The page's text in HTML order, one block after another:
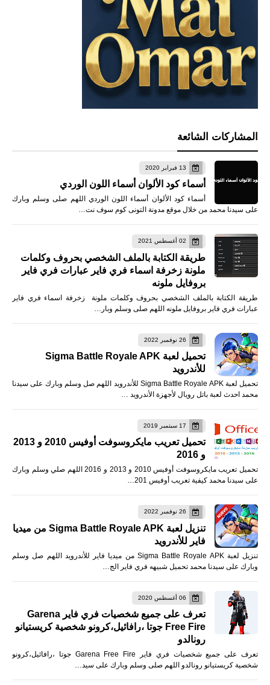
المشاركات الشائعة
13 فبراير 2020
أسماء كود الألوان أسماء اللون الوردي
أسماء كود الألوان أسماء اللون الوردي اللهم صلى وسلم وبارك
على سيدنا محمد من خلال موقع مدونة التونى كوم سوف نت…
02 أغسطس 2021
طريقة الكتابة بالملف الشخصي بحروف وكلمات
ملونة زخرفة اسماء فري فاير عبارات فري فاير
بروفايل ملونه
طريقة الكتابة بالملف الشخصي بحروف وكلمات ملونة زخرفة اسماء فري فاير
عبارات فري فاير بروفايل ملونه اللهم صلى وسلم وبار…
26 نوفمبر 2022
تحميل لعبة Sigma Battle Royale APK
للأندرويد
تحميل لعبة Sigma Battle Royale APK للأندرويد اللهم صل وسلم وبارك على سيدنا
محمد احدث لعبة باتل رويال لأجهزة الأندرويد …
17 سبتمبر 2019
تحميل تعريب مايكروسوفت أوفيس 2010 و 2013
و 2016
تحميل تعريب مايكروسوفت أوفيس 2010 و 2013 و 2016 اللهم صلي وسلم وبارك
على سيدنا محمد كيفية تعريب أوفيس 201…
26 نوفمبر 2022
تنزيل لعبة Sigma Battle Royale APK من ميديا
فاير للأندرويد
تنزيل لعبة Sigma Battle Royale APK من ميديا فاير للأندرويد اللهم صل وسلم
وبارك على سيدنا محمد تحميل شبيهه فري فاير الج…
06 أغسطس 2020
تعرف على جميع شخصيات فري فاير Garena
Free Fire جوتا ،رافائيل،كرونو شخصية كريستيانو
رونالدو
تعرف على جميع شخصيات فري فاير Garena Free Fire جوتا ،رافائيل،كرونو
شخصية كريستيانو رونالدو اللهم صلى وسلم وبارك على سيد…